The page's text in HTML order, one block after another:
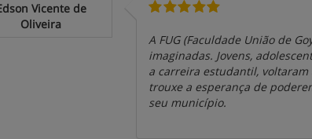
Vicente de
Oliveira
A FUG (Faculdade União de
imaginadas. Jovens,
a carreira estudantil,
trouxe a esperança de
seu município.